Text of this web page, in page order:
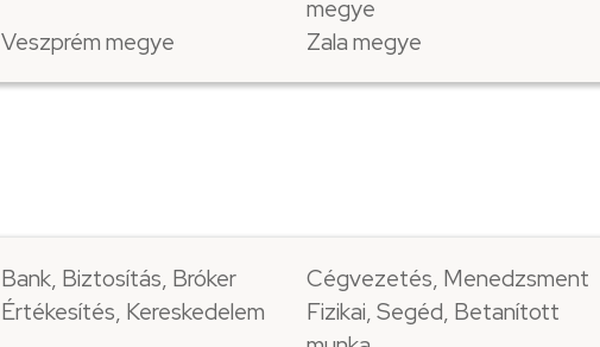
megye
Veszprém megye Zala megye
Bank, Biztosítás, Bróker Cégvezetés, Menedzsment
Értékesítés, Kereskedelem
Fizikai, Segéd, Betanított